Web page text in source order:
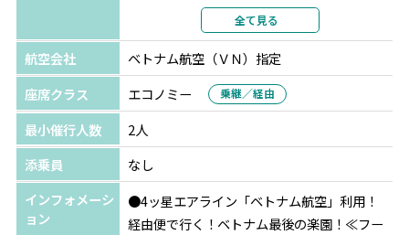
2名1室利用
部屋カテゴリ
指定なし
ホーチミン ボンセン ホテル サイゴン
選択条件
指定
部屋タイプ
ツインまたはダブル
利用形態
部屋カテゴリ
全て見る
航空会社
ベトナム航空（ＶＮ）指定
座席クラス
エコノミー 乗継／経由
最小催行人数
2人
添乗員
なし
インフォメーシ
ョン
●4ッ星エアライン「ベトナム航空」利用！
経由便で行く！ベトナム最後の楽園！≪フー